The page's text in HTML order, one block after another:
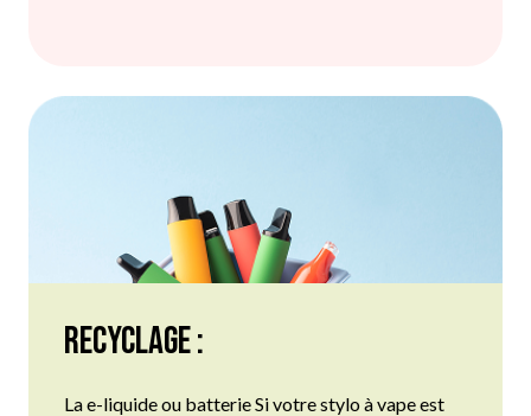
Recyclage :
Lae-liquideou batterieSi votre stylo à vape est